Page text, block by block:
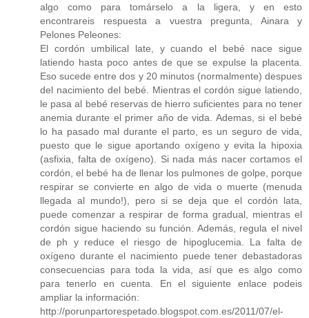
algo como para tomárselo a la ligera, y en esto
encontrareis respuesta a vuestra pregunta, Ainara y
Pelones Peleones:
El cordón umbilical late, y cuando el bebé nace sigue
latiendo hasta poco antes de que se expulse la placenta.
Eso sucede entre dos y 20 minutos (normalmente) despues
del nacimiento del bebé. Mientras el cordón sigue latiendo,
le pasa al bebé reservas de hierro suficientes para no tener
anemia durante el primer año de vida. Ademas, si el bebé
lo ha pasado mal durante el parto, es un seguro de vida,
puesto que le sigue aportando oxígeno y evita la hipoxia
(asfixia, falta de oxígeno). Si nada más nacer cortamos el
cordón, el bebé ha de llenar los pulmones de golpe, porque
respirar se convierte en algo de vida o muerte (menuda
llegada al mundo!), pero si se deja que el cordón lata,
puede comenzar a respirar de forma gradual, mientras el
cordón sigue haciendo su función. Además, regula el nivel
de ph y reduce el riesgo de hipoglucemia. La falta de
oxígeno durante el nacimiento puede tener debastadoras
consecuencias para toda la vida, así que es algo como
para tenerlo en cuenta. En el siguiente enlace podeis
ampliar la información:
http://porunpartorespetado.blogspot.com.es/2011/07/el-